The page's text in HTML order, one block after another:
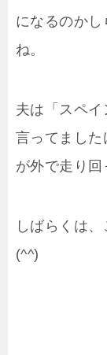
になるのか
ね。
夫は「スペ
言ってました
が外で走り回
しばらくは
(^^)